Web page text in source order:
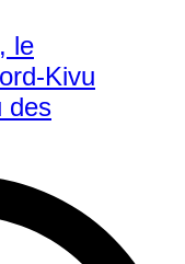
le
Kivu
des